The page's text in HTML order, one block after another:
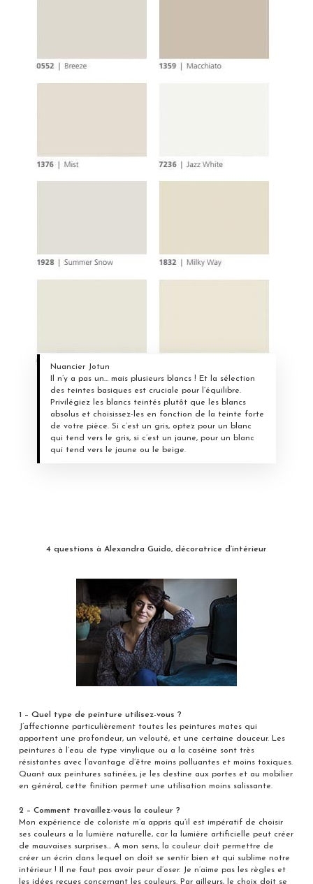
Nuancier Jotun
Il n’y a pas un… mais plusieurs blancs ! Et la sélection
des teintes basiques est cruciale pour l’équilibre.
Privilégiez les blancs teintés plutôt que les blancs
absolus et choisissez-les en fonction de la teinte forte
de votre pièce. Si c’est un gris, optez pour un blanc
qui tend vers le gris, si c’est un jaune, pour un blanc
qui tend vers le jaune ou le beige.
4 questions à Alexandra Guido, décoratrice d’intérieur
1 – Quel type de peinture utilisez-vous ?
J’affectionne particulièrement toutes les peintures mates qui
apportent une profondeur, un velouté, et une certaine douceur. Les
peintures à l’eau de type vinylique ou a la caséine sont très
résistantes avec l’avantage d’être moins polluantes et moins toxiques.
Quant aux peintures satinées, je les destine aux portes et au mobilier
en général, cette finition permet une utilisation moins salissante.
2 – Comment travaillez-vous la couleur ?
Mon expérience de coloriste m’a appris qu’il est impératif de choisir
ses couleurs a la lumière naturelle, car la lumière artificielle peut créer
de mauvaises surprises… A mon sens, la couleur doit permettre de
créer un écrin dans lequel on doit se sentir bien et qui sublime notre
intérieur ! Il ne faut pas avoir peur d’oser. Je n’aime pas les règles et
les idées reçues concernant les couleurs. Par ailleurs, le choix doit se